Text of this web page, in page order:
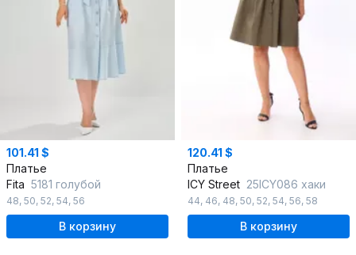
101.41 $
Платье
Fita 5181 голубой
48, 50, 52, 54, 56
В корзину
120.41 $
Платье
ICY Street 25ICY086 хаки
44, 46, 48, 50, 52, 54, 56, 58
В корзину